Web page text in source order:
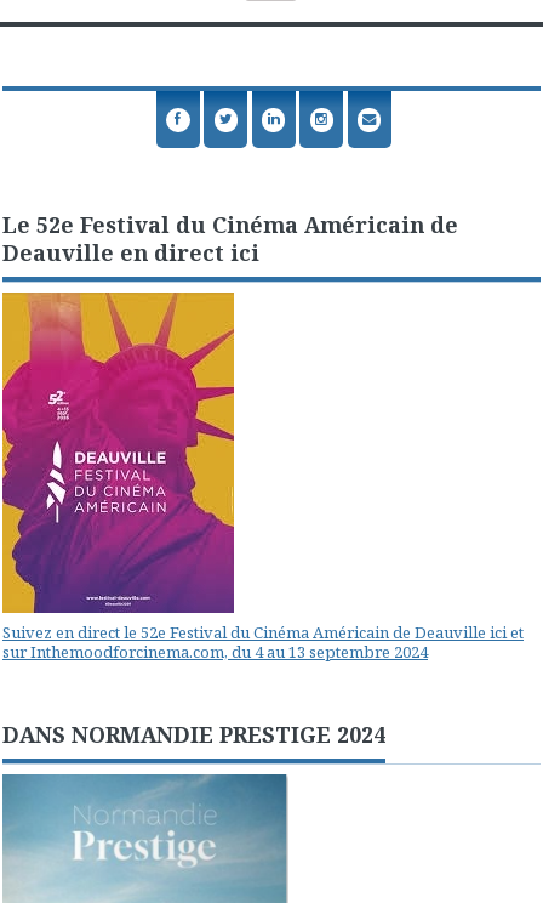
Le 52e Festival du Cinéma Américain de
Deauville en direct ici
Suivez en direct le 52e Festival du Cinéma Américain de Deauville ici et
sur Inthemoodforcinema.com, du 4 au 13 septembre 2024
DANS NORMANDIE PRESTIGE 2024